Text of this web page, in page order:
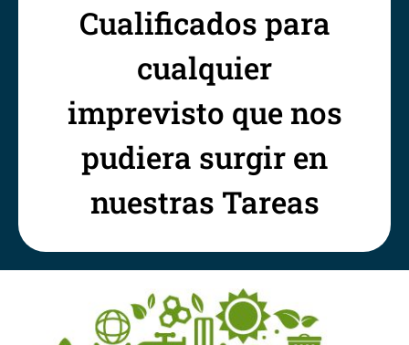
Cualificados para
cualquier
imprevisto que nos
pudiera surgir en
nuestras Tareas